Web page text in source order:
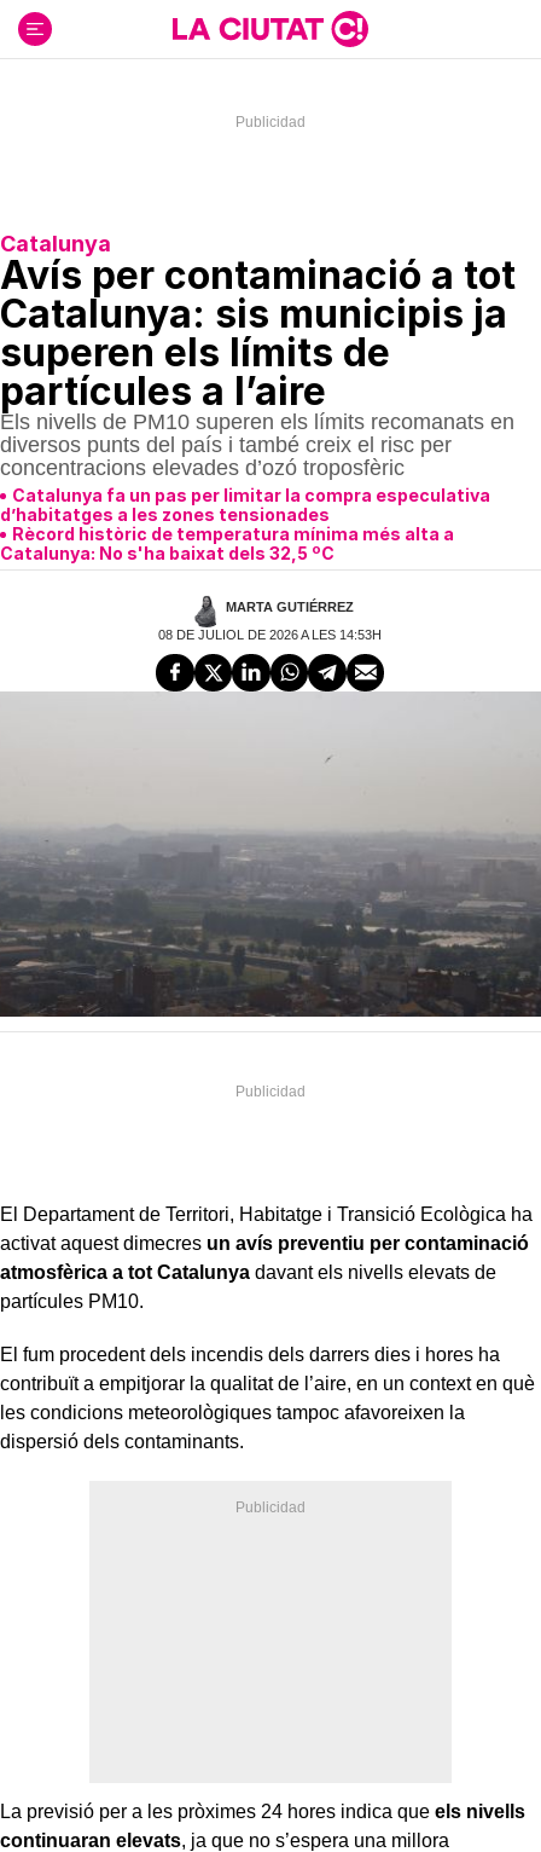
contenido
Catalunya
Avís per contaminació a tot
Catalunya: sis municipis ja
superen els límits de
partícules a l’aire
Els nivells de PM10 superen els límits recomanats en
diversos punts del país i també creix el risc per
concentracions elevades d’ozó troposfèric
Catalunya fa un pas per limitar la compra especulativa
d’habitatges a les zones tensionades
Rècord històric de temperatura mínima més alta a
Catalunya: No s'ha baixat dels 32,5 ºC
MARTA GUTIÉRREZ
08 DE JULIOL DE 2026 A LES 14:53H
El Departament de Territori, Habitatge i Transició Ecològica ha
activat aquest dimecres un avís preventiu per contaminació
atmosfèrica a tot Catalunya davant els nivells elevats de
partícules PM10.
El fum procedent dels incendis dels darrers dies i hores ha
contribuït a empitjorar la qualitat de l’aire, en un context en què
les condicions meteorològiques tampoc afavoreixen la
dispersió dels contaminants.
La previsió per a les pròximes 24 hores indica que els nivells
continuaran elevats, ja que no s’espera una millora